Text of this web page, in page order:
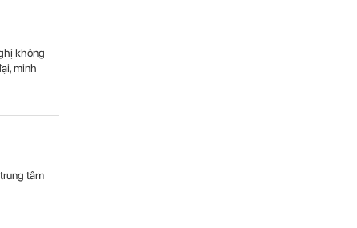
không
minh
tâm